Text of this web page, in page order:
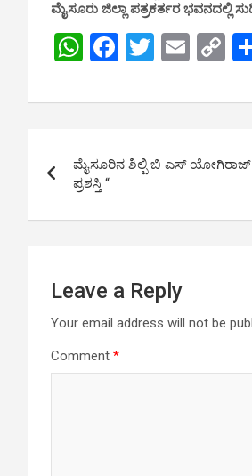
ಮೈಸೂರು ಜಿಲ್ಲಾ ಪತ್ರಕರ್ತರ ಭವನದಲ್ಲಿ
W
at
A
p
p
F
ce
o
k
T
tt
E
ail
C
n
navigation
ಮೈಸೂರಿನ ಶಿಲ್ಪಿ ಬಿ ಎಸ್ ಯೋಗಿರಾಜ್
ಪ್ರಶಸ್ತಿ “
Leave a Reply
Your email address will not be
Comment *